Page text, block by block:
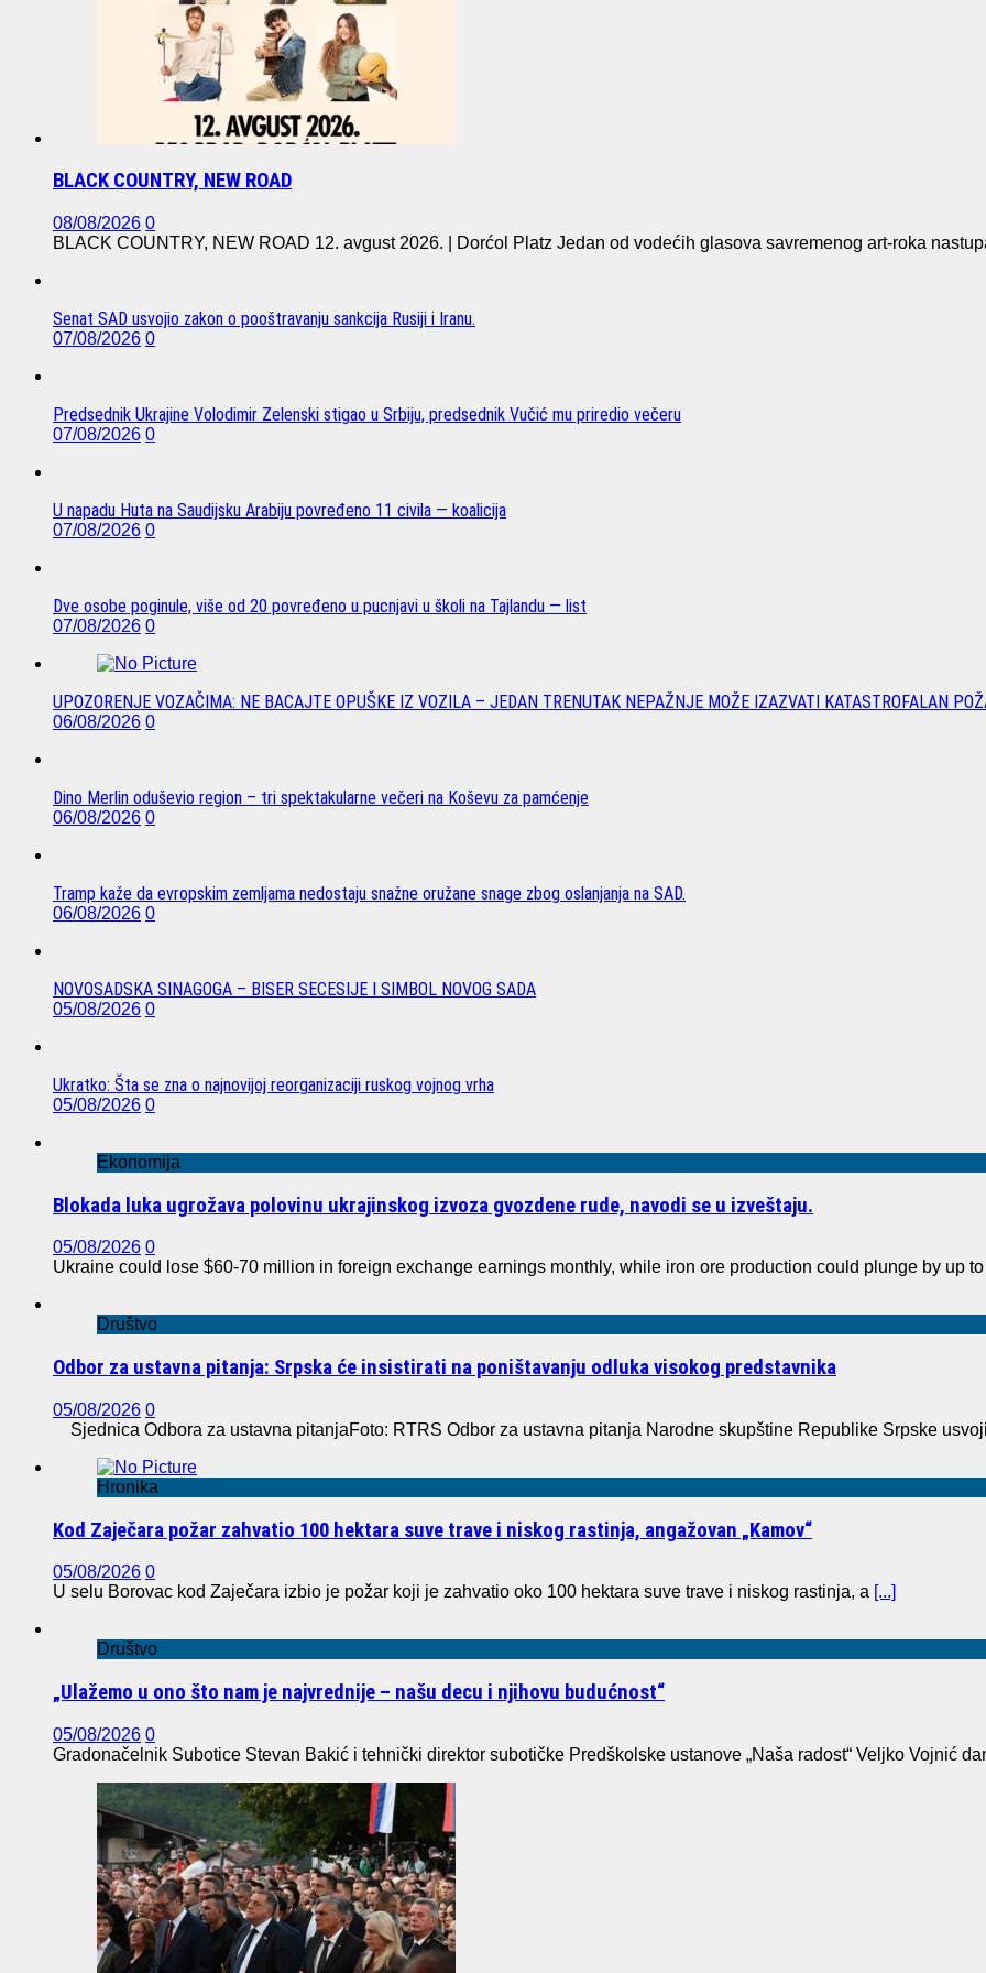
BLACK COUNTRY, NEW ROAD
08/08/2026 0
BLACK COUNTRY, NEW ROAD 12. avgust 2026. | Dorćol Platz Jedan od vodećih glasova savremenog art-roka
Senat SAD usvojio zakon o pooštravanju sankcija Rusiji i Iranu.
07/08/2026 0
Predsednik Ukrajine Volodimir Zelenski stigao u Srbiju, predsednik Vučić mu priredio večeru
07/08/2026 0
U napadu Huta na Saudijsku Arabiju povređeno 11 civila — koalicija
07/08/2026 0
Dve osobe poginule, više od 20 povređeno u pucnjavi u školi na Tajlandu — list
07/08/2026 0
UPOZORENJE VOZAČIMA: NE BACAJTE OPUŠKE IZ VOZILA – JEDAN TRENUTAK NEPAŽNJE MOŽE IZAZVATI KATASTROFALAN
06/08/2026 0
Dino Merlin oduševio region – tri spektakularne večeri na Koševu za pamćenje
06/08/2026 0
Tramp kaže da evropskim zemljama nedostaju snažne oružane snage zbog oslanjanja na SAD.
06/08/2026 0
NOVOSADSKA SINAGOGA – BISER SECESIJE I SIMBOL NOVOG SADA
05/08/2026 0
Ukratko: Šta se zna o najnovijoj reorganizaciji ruskog vojnog vrha
05/08/2026 0
Ekonomija
Blokada luka ugrožava polovinu ukrajinskog izvoza gvozdene rude, navodi se u izveštaju.
05/08/2026 0
Ukraine could lose $60-70 million in foreign exchange earnings monthly, while iron ore production could plunge by up
Društvo
Odbor za ustavna pitanja: Srpska će insistirati na poništavanju odluka visokog predstavnika
05/08/2026 0
Sjednica Odbora za ustavna pitanjaFoto: RTRS Odbor za ustavna pitanja Narodne skupštine Republike Srpske
Hronika
Kod Zaječara požar zahvatio 100 hektara suve trave i niskog rastinja, angažovan „Kamov“
05/08/2026 0
U selu Borovac kod Zaječara izbio je požar koji je zahvatio oko 100 hektara suve trave i niskog rastinja, a [...]
Društvo
„Ulažemo u ono što nam je najvrednije – našu decu i njihovu budućnost“
05/08/2026 0
Gradonačelnik Subotice Stevan Bakić i tehnički direktor subotičke Predškolske ustanove „Naša radost“ Veljko Vojnić